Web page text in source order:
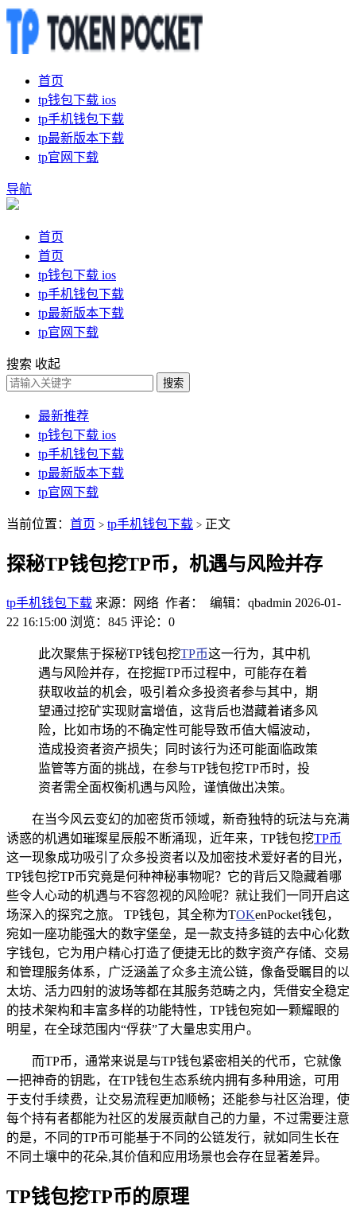
首页
tp钱包下载 ios
tp手机钱包下载
tp最新版本下载
tp官网下载
导航
首页
首页
tp钱包下载 ios
tp手机钱包下载
tp最新版本下载
tp官网下载
搜索 收起
搜索
最新推荐
tp钱包下载 ios
tp手机钱包下载
tp最新版本下载
tp官网下载
当前位置： 首页 > tp手机钱包下载 > 正文
探秘TP钱包挖TP币，机遇与风险并存
tp手机钱包下载 来源：网络 作者： 编辑：qbadmin 2026-01-
22 16:15:00 浏览：845 评论：0
此次聚焦于探秘TP钱包挖TP币这一行为，其中机
遇与风险并存，在挖掘TP币过程中，可能存在着
获取收益的机会，吸引着众多投资者参与其中，期
望通过挖矿实现财富增值，这背后也潜藏着诸多风
险，比如市场的不确定性可能导致币值大幅波动，
造成投资者资产损失；同时该行为还可能面临政策
监管等方面的挑战，在参与TP钱包挖TP币时，投
资者需全面权衡机遇与风险，谨慎做出决策。
在当今风云变幻的加密货币领域，新奇独特的玩法与充满
诱惑的机遇如璀璨星辰般不断涌现，近年来，TP钱包挖TP币
这一现象成功吸引了众多投资者以及加密技术爱好者的目光，
TP钱包挖TP币究竟是何种神秘事物呢？它的背后又隐藏着哪
些令人心动的机遇与不容忽视的风险呢？就让我们一同开启这
场深入的探究之旅。 TP钱包，其全称为TOKenPocket钱包，
宛如一座功能强大的数字堡垒，是一款支持多链的去中心化数
字钱包，它为用户精心打造了便捷无比的数字资产存储、交易
和管理服务体系，广泛涵盖了众多主流公链，像备受瞩目的以
太坊、活力四射的波场等都在其服务范畴之内，凭借安全稳定
的技术架构和丰富多样的功能特性，TP钱包宛如一颗耀眼的
明星，在全球范围内“俘获”了大量忠实用户。
而TP币，通常来说是与TP钱包紧密相关的代币，它就像
一把神奇的钥匙，在TP钱包生态系统内拥有多种用途，可用
于支付手续费，让交易流程更加顺畅；还能参与社区治理，使
每个持有者都能为社区的发展贡献自己的力量，不过需要注意
的是，不同的TP币可能基于不同的公链发行，就如同生长在
不同土壤中的花朵,其价值和应用场景也会存在显著差异。
TP钱包挖TP币的原理